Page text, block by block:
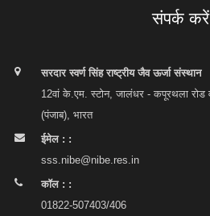
संपर्क करें
सरदार स्वर्ण सिंह राष्ट्रीय जैव ऊर्जा संस्थान
12वां के.एम. स्टोन, जालंधर - कपूरथला
(पंजाब), भारत
ईमेल : :
sss.nibe@nibe.res.in
कॉल : :
01822-507403/406